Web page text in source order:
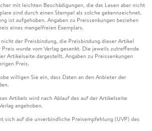
mit leichten Beschädigungen, die das Lesen aber nicht
sind durch einen Stempel als solche gekennzeichnet.
ist aufgehoben. Angaben zu Preissenkungen beziehen
eines mangelfreien Exemplars.
der Preisbindung, die Preisbindung dieser Artikel
wurde vom Verlag gesenkt. Die jeweils zutreffende
Artikelseite dargestellt. Angaben zu Preissenkungen
Preis.
willigen Sie ein, dass Daten an den Anbieter der
Artikels wird nach Ablauf des auf der Artikelseite
angehoben.
sich auf die unverbindliche Preisempfehlung (UVP) des